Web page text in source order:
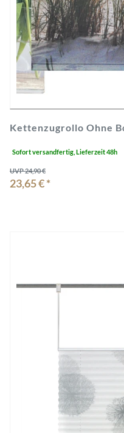
Kettenzugrollo Ohne
Sofort versandfertig, Lieferzeit 48h
UVP 24,90 €
23,65 € *